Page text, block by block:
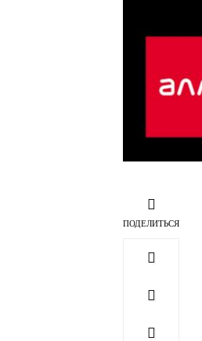
ПОДЕЛИТЬСЯ